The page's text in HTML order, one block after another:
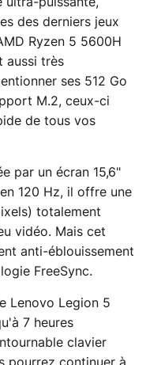
ultra-puissante,
des derniers jeux
Ryzen 5 5600H
aussi très
ses 512 Go
M.2, ceux-ci
de tous vos
par un écran 15,6"
120 Hz, il offre une
totalement
vidéo. Mais cet
anti-éblouissement
FreeSync.
Lenovo Legion 5
7 heures
clavier